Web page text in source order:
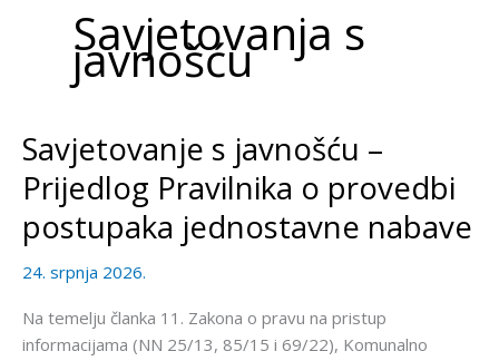
Savjetovanja s
javnošću
Savjetovanje s javnošću –
Prijedlog Pravilnika o provedbi
postupaka jednostavne nabave
24. srpnja 2026.
Na temelju članka 11. Zakona o pravu na pristup
informacijama (NN 25/13, 85/15 i 69/22), Komunalno
Savjetovanje
s
javnošću
–
Prijedlog
Pravilnika
provedbi
postupaka